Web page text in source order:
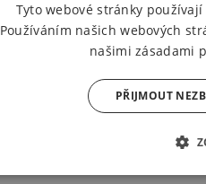
Tyto webové stránky
Používáním našich webových
našimi zásadami
PŘIJMOUT